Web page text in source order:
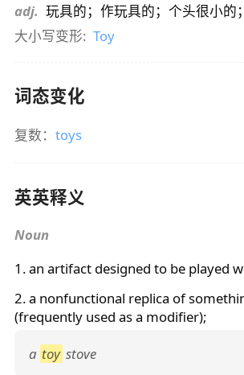
adj. 玩具的；作玩具的；个头很小的
大小写变形: Toy
词态变化
复数： toys
英英释义
Noun
1. an artifact designed to be played
2. a nonfunctional replica of
(frequently used as a modifier);
a toy stove